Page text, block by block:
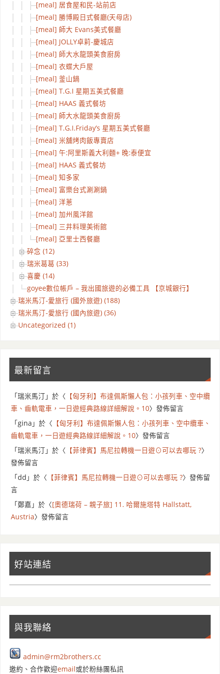
[meal] 居食屋和民-站前店
[meal] 勝博殿日式餐廳(天母店)
[meal] 師大 Evans美式餐廳
[meal] JOLLY卓莉-慶城店
[meal] 師大水龍頭美食廚房
[meal] 衣蝶大戶屋
[meal] 釜山鍋
[meal] T.G.I 星期五美式餐廳
[meal] HAAS 義式餐坊
[meal] 師大水龍頭美食廚房
[meal] T.G.I.Friday’s 星期五美式餐廳
[meal] 米舖烤肉飯專賣店
[meal] 午:阿里斯義大利麵+ 晚:泰便宜
[meal] HAAS 義式餐坊
[meal] 知多家
[meal] 富樂台式涮涮鍋
[meal] 洋蔥
[meal] 加州風洋館
[meal] 三井料理美術館
[meal] 亞里士西餐廳
碎念 (12)
瑞米葛葛 (33)
喜慶 (14)
goyee數位帳戶 – 我出國旅遊的必備工具 【京城銀行】
瑞米馬汀-愛旅行 (國外旅遊) (188)
瑞米馬汀-愛旅行 (國內旅遊) (36)
Uncategorized (1)
最新留言
「瑞米馬汀 」於〈 【匈牙利】布達佩斯懶人包：小孩列車、空中纜
車、齒軌電車，一日遊經典路線詳細解說。10〉發佈留言
「gina 」於〈 【匈牙利】布達佩斯懶人包：小孩列車、空中纜車、
齒軌電車，一日遊經典路線詳細解說。10〉發佈留言
「瑞米馬汀 」於〈 【菲律賓】馬尼拉轉機一日遊⊙可以去哪玩 ?〉
發佈留言
「dd 」於〈 【菲律賓】馬尼拉轉機一日遊⊙可以去哪玩 ?〉發佈留
言
「鄭嘉 」於〈[奧德瑞荷 – 親子旅] 11. 哈爾施塔特 Hallstatt,
Austria〉發佈留言
好站連結
與我聯絡
admin@rm2brothers.cc
邀約、合作歡迎email或於粉絲團私訊